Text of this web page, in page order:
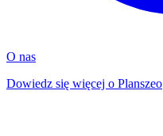
O nas
Dowiedz się więcej o Planszeo